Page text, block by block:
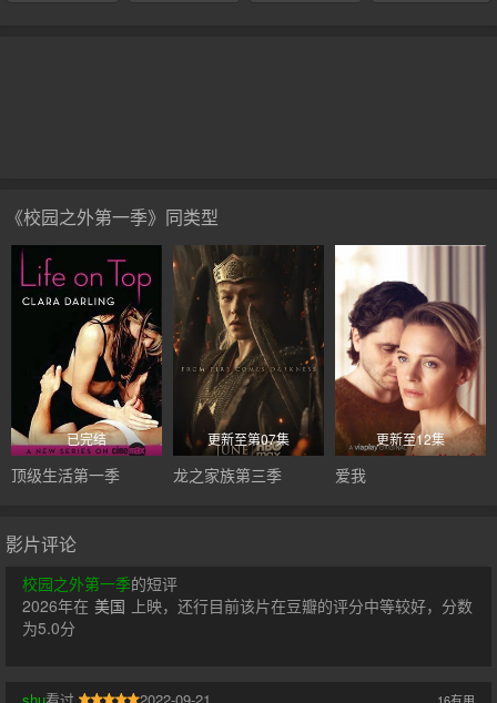
《校园之外第一季》同类型
已完结
顶级生活第一季
更新至第07集
龙之家族第三季
更新至12集
爱我
影片评论
校园之外第一季的短评
2026年在 美国 上映，还行目前该片在豆瓣的评分中等较好，分数
为5.0分